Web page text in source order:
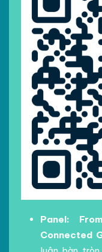
Panel:
Connected